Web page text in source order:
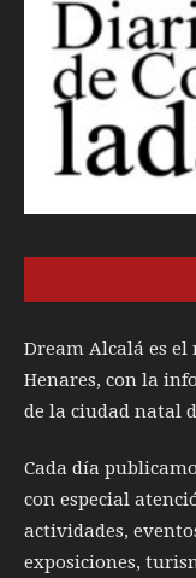
Dream Alcalá es
Henares, con la
de la ciudad natal
Cada día
con especial
actividades,
exposiciones,